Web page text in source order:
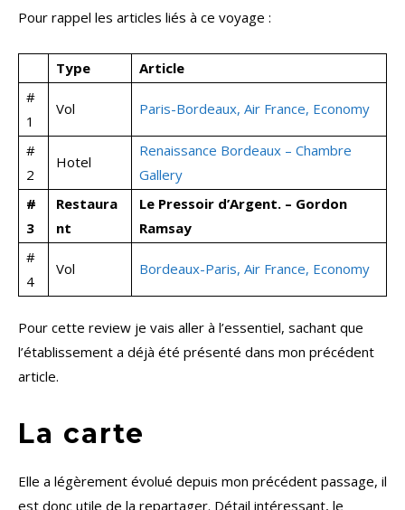
Pour rappel les articles liés à ce voyage :
Type
Article
#
1
Vol Paris-Bordeaux, Air France, Economy
#
2
Hotel
Renaissance Bordeaux – Chambre
Gallery
#
3
Restaura
nt
Le Pressoir d’Argent. – Gordon
Ramsay
#
4
Vol Bordeaux-Paris, Air France, Economy
Pour cette review je vais aller à l’essentiel, sachant que
l’établissement a déjà été présenté dans mon précédent
article.
La carte
Elle a légèrement évolué depuis mon précédent passage, il
est donc utile de la repartager. Détail intéressant, le